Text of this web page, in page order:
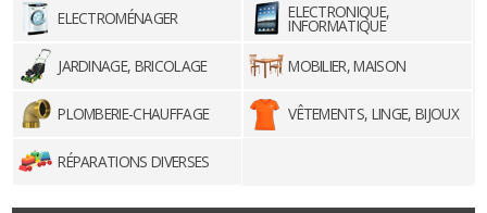
ELECTROMÉNAGER ELECTRONIQUE,
INFORMATIQUE
JARDINAGE, BRICOLAGE
MOBILIER, MAISON
PLOMBERIE-CHAUFFAGE VÊTEMENTS, LINGE, BIJOUX
RÉPARATIONS DIVERSES